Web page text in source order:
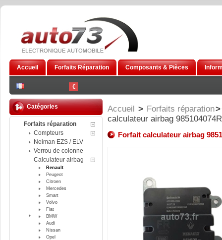
€
Accueil Forfaits Réparation Composants & Pièces
Catégories
Forfaits réparation
Compteurs
Neiman EZS / ELV
Verrou de colonne
Calculateur airbag
Renault
Peugeot
Citroen
Mercedes
Smart
Volvo
Fiat
BMW
Audi
Nissan
Opel
Accueil > Forfaits réparation>
calculateur airbag 985104074R
Forfait calculateur airbag